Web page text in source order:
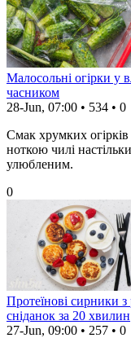
Малосольні огірки у
часником
28-Jun, 07:00 • 534 • 0
Смак хрумких
ноткою чилі
улюбленим.
0
Протеїнові
сніданок за 20 хвилин
27-Jun, 09:00 • 257 • 0